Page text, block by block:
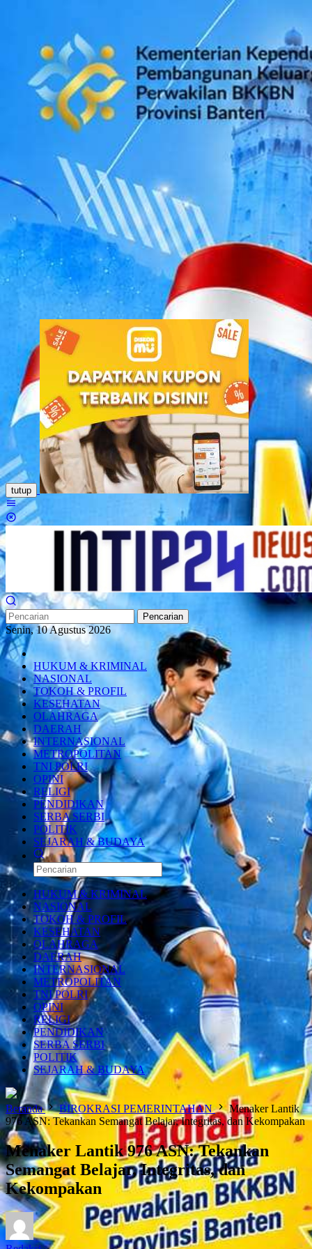
konten
tutup
Menu
Mobile
Pencarian
Senin, 10 Agustus 2026
HUKUM & KRIMINAL
NASIONAL
TOKOH & PROFIL
KESEHATAN
OLAHRAGA
DAERAH
INTERNASIONAL
METROPOLITAN
TNI POLRI
OPINI
RELIGI
PENDIDIKAN
SERBA SERBI
POLITIK
SEJARAH & BUDAYA
HUKUM & KRIMINAL
NASIONAL
TOKOH & PROFIL
KESEHATAN
OLAHRAGA
DAERAH
INTERNASIONAL
METROPOLITAN
TNI POLRI
OPINI
RELIGI
PENDIDIKAN
SERBA SERBI
POLITIK
SEJARAH & BUDAYA
Beranda BIROKRASI PEMERINTAHAN
Menaker Lantik
976 ASN: Tekankan Semangat Belajar, Integritas, dan Kekompakan
Menaker Lantik 976 ASN: Tekankan
Semangat Belajar, Integritas, dan
Kekompakan